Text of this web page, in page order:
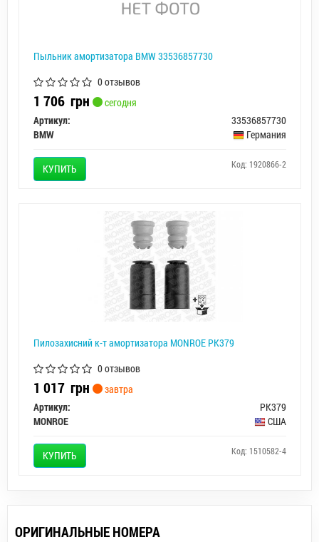
Пыльник амортизатора BMW 33536857730
0 отзывов
1 706 грн
сегодня
Артикул:
33536857730
BMW
Германия
КУПИТЬ Код: 1920866-2
Пилозахисний к-т амортизатора MONROE PK379
0 отзывов
1 017 грн
завтра
Артикул:
PK379
MONROE
США
КУПИТЬ Код: 1510582-4
ОРИГИНАЛЬНЫЕ НОМЕРА